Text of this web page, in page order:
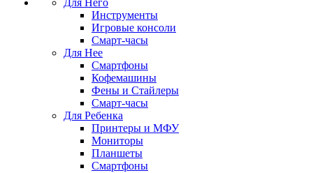
Для Него
Инструменты
Игровые консоли
Смарт-часы
Для Нее
Смартфоны
Кофемашины
Фены и Стайлеры
Смарт-часы
Для Ребенка
Принтеры и МФУ
Мониторы
Планшеты
Смартфоны